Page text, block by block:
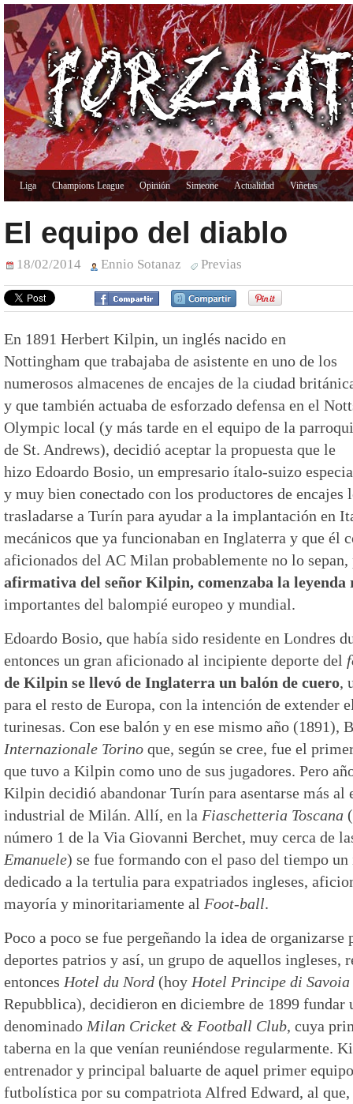
Liga Champions League Opinión Simeone Actualidad Viñetas
El equipo del diablo
18/02/2014 Ennio Sotanaz Previas
En 1891 Herbert Kilpin, un inglés nacido en
Nottingham que trabajaba de asistente en uno de los
numerosos almacenes de encajes de la ciudad
y que también actuaba de esforzado defensa en el
Olympic local (y más tarde en el equipo de la
de St. Andrews), decidió aceptar la propuesta que le
hizo Edoardo Bosio, un empresario ítalo-suizo
y muy bien conectado con los productores de encajes
trasladarse a Turín para ayudar a la implantación en
mecánicos que ya funcionaban en Inglaterra y que él
aficionados del AC Milan probablemente no lo
afirmativa del señor Kilpin, comenzaba la leyenda
importantes del balompié europeo y mundial.
Edoardo Bosio, que había sido residente en Londres
entonces un gran aficionado al incipiente deporte del
de Kilpin se llevó de Inglaterra un balón de cuero,
para el resto de Europa, con la intención de extender
turinesas. Con ese balón y en ese mismo año (1891),
Internazionale Torino que, según se cree, fue el
que tuvo a Kilpin como uno de sus jugadores. Pero
Kilpin decidió abandonar Turín para asentarse más al
industrial de Milán. Allí, en la Fiaschetteria Toscana
número 1 de la Via Giovanni Berchet, muy cerca de
Emanuele) se fue formando con el paso del tiempo
dedicado a la tertulia para expatriados ingleses,
mayoría y minoritariamente al Foot-ball.
Poco a poco se fue pergeñando la idea de organizarse
deportes patrios y así, un grupo de aquellos ingleses,
entonces Hotel du Nord (hoy Hotel Principe di Savoia
Repubblica), decidieron en diciembre de 1899 fundar
denominado Milan Cricket & Football Club, cuya
taberna en la que venían reuniéndose regularmente.
entrenador y principal baluarte de aquel primer
futbolística por su compatriota Alfred Edward, al que,